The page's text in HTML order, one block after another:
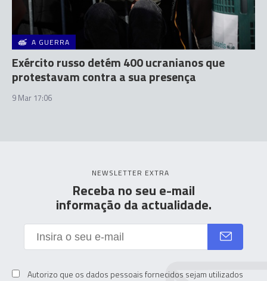
A GUERRA
Exército russo detém 400 ucranianos que
protestavam contra a sua presença
9 Mar 17:06
NEWSLETTER EXTRA
Receba no seu e-mail
informação da actualidade.
Autorizo que os dados pessoais fornecidos sejam utilizados